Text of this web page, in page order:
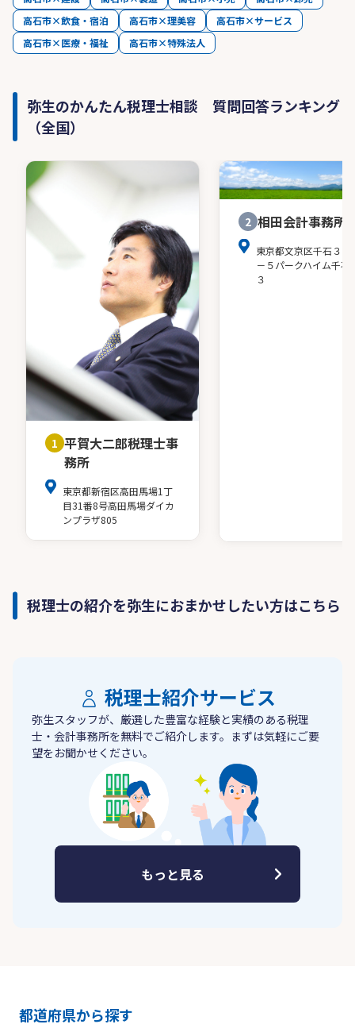
高石市×飲食・宿泊
高石市×理美容
高石市×サービス
高石市×医療・福祉
高石市×特殊法人
弥生のかんたん税理士相談 質問回答ランキング
（全国）
1 平賀大二郎税理士事
務所
東京都新宿区高田馬場1丁
目31番8号高田馬場ダイカ
ンプラザ805
2 相田会計事務所
東京都文京区千石３－
－５パークハイム千石
３
税理士の紹介を弥生におまかせしたい方はこちら
税理士紹介サービス
弥生スタッフが、厳選した豊富な経験と実績のある税理
士・会計事務所を無料でご紹介します。まずは気軽にご要
望をお聞かせください。
もっと見る
都道府県から探す